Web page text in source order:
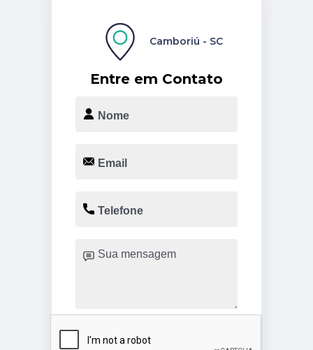
Entre em Contato
Camboriú - SC